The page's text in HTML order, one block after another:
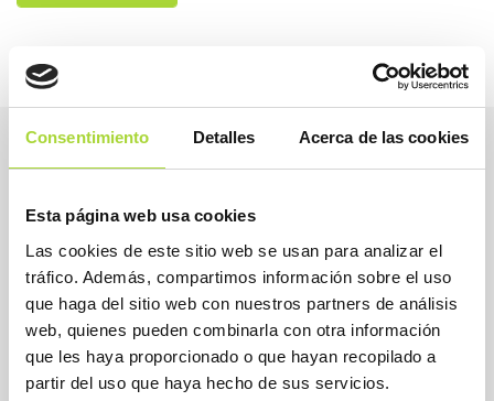
Consentimiento Detalles Acerca de las cookies
Esta página web usa cookies
Las cookies de este sitio web se usan para analizar el
tráfico. Además, compartimos información sobre el uso
que haga del sitio web con nuestros partners de análisis
web, quienes pueden combinarla con otra información
que les haya proporcionado o que hayan recopilado a
partir del uso que haya hecho de sus servicios.
BioSim